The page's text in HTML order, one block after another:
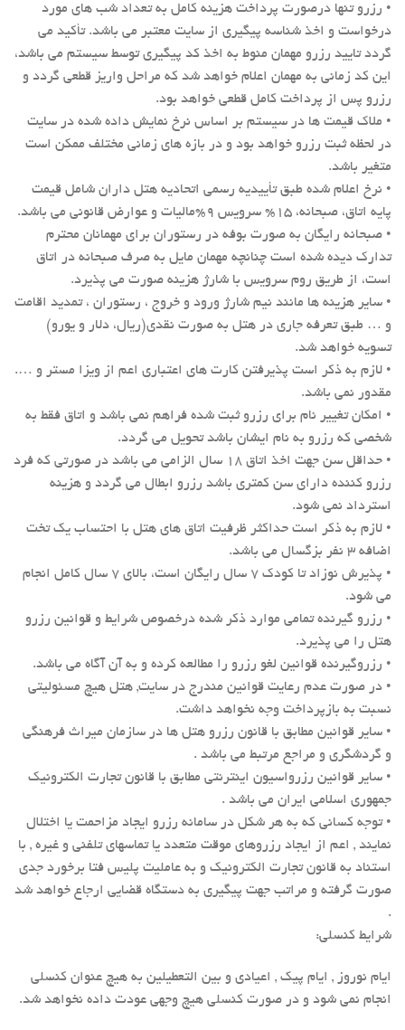
• رزرو تنها درصورت پرداخت هزینه کامل به تعداد شب های مورد
درخواست و اخذ شناسه پیگیری از سایت معتبر می باشد. تأکید می
گردد تایید رزرو مهمان منوط به اخذ کد پیگیری توسط سیستم می باشد،
این کد زمانی به مهمان اعلام خواهد شد که مراحل واریز قطعی گردد و
رزرو پس از پرداخت کامل قطعی خواهد بود.
• ملاک قیمت ها در سیستم بر اساس نرخ نمایش داده شده در سایت
در لحظه ثبت رزرو خواهد بود و در بازه های زمانی مختلف ممکن است
متغیر باشد.
• نرخ اعلام شده طبق تأییدیه رسمی اتحادیه هتل داران شامل قیمت
پایه اتاق، صبحانه، ۱۵% سرویس ۹%مالیات و عوارض قانونی می باشد.
• صبحانه رایگان به صورت بوفه در رستوران برای مهمانان محترم
تدارک دیده شده است چنانچه مهمان مایل به صرف صبحانه در اتاق
است، از طریق روم سرویس با شارژ هزینه صورت می پذیرد.
• سایر هزینه ها مانند نیم شارژ ورود و خروج ، رستوران ، تمدید اقامت
و … طبق تعرفه جاری در هتل به صورت نقدی(ریال، دلار و یورو)
تسویه خواهد شد.
• لازم به ذکر است پذیرفتن کارت های اعتباری اعم از ویزا مستر و ….
مقدور نمی باشد.
• امکان تغییر نام برای رزرو ثبت شده فراهم نمی باشد و اتاق فقط به
شخصی که رزرو به نام ایشان باشد تحویل می گردد.
• حداقل سن جهت اخذ اتاق ۱۸ سال الزامی می باشد در صورتی که فرد
رزرو کننده دارای سن کمتری باشد رزرو ابطال می گردد و هزینه
استرداد نمی شود.
• لازم به ذکر است حداکثر ظرفیت اتاق های هتل با احتساب یک تخت
اضافه ۳ نفر بزگسال می باشد.
• پذیرش نوزاد تا کودک ۷ سال رایگان است، بالای ۷ سال کامل انجام
می شود.
• رزرو گیرنده تمامی موارد ذکر شده درخصوص شرایط و قوانین رزرو
هتل را می پذیرد.
• رزروگیرنده قوانین لغو رزرو را مطالعه کرده و به آن آگاه می باشد.
• در صورت عدم رعایت قوانین مندرج در سایت, هتل هیچ مسئولیتی
نسبت به بازپرداخت وجه نخواهد داشت.
• سایر قوانین مطابق با قانون رزرو هتل ها در سازمان میراث فرهنگی
و گردشگری و مراجع مرتبط می باشد .
• سایر قوانین رزرواسیون اینترنتی مطابق با قانون تجارت الکترونیک
جمهوری اسلامی ایران می باشد .
• توجه کسانی که به هر شکل در سامانه رزرو ایجاد مزاحمت یا اختلال
نمایند , اعم از ایجاد رزروهای موقت متعدد یا تماسهای تلفنی و غیره , با
استناد به قانون تجارت الکترونیک و به عاملیت پلیس فتا برخورد جدی
صورت گرفته و مراتب جهت پیگیری به دستگاه قضایی ارجاع خواهد شد
.
شرایط کنسلی:
ایام نوروز , ایام پیک , اعیادی و بین التعطیلین به هیچ عنوان کنسلی
انجام نمی شود و در صورت کنسلی هیچ وجهی عودت داده نخواهد شد.